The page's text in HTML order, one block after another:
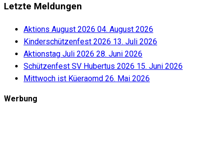
Letzte Meldungen
Aktions August 2026 04. August 2026
Kinderschützenfest 2026 13. Juli 2026
Aktionstag Juli 2026 28. Juni 2026
Schützenfest SV Hubertus 2026 15. Juni 2026
Mittwoch ist Küeraomd 26. Mai 2026
Werbung